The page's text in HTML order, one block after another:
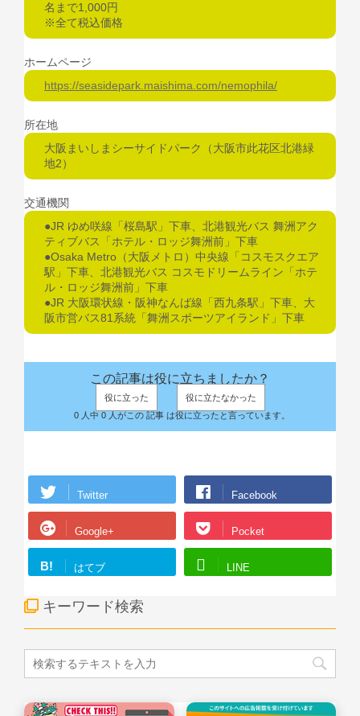
名まで1,000円
※全て税込価格
ホームページ
https://seasidepark.maishima.com/nemophila/
所在地
大阪まいしまシーサイドパーク（大阪市此花区北港緑
地2）
交通機関
●JR ゆめ咲線「桜島駅」下車、北港観光バス 舞洲アク
ティブバス「ホテル・ロッジ舞洲前」下車
●Osaka Metro（大阪メトロ）中央線「コスモスクエア
駅」下車、北港観光バス コスモドリームライン「ホテ
ル・ロッジ舞洲前」下車
●JR 大阪環状線・阪神なんば線「西九条駅」下車、大
阪市営バス81系統「舞洲スポーツアイランド」下車
この記事は役に立ちましたか？
役に立った
役に立たなかった
0 人中 0 人がこの 記事 は役に立ったと言っています。
Twitter Facebook
Google+ Pocket
B! はてブ LINE
キーワード検索